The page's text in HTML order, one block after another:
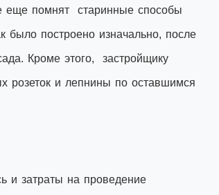
еще помнят старинные способы
построено изначально, после
Кроме этого, застройщику
розеток и лепнины по оставшимся
и затраты на проведение